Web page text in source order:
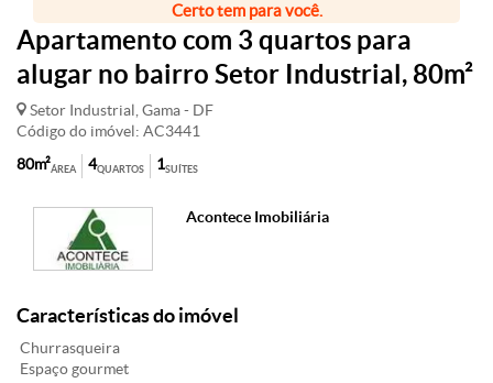
Certo tem para você.
Apartamento com 3 quartos para
alugar no bairro Setor Industrial, 80m²
Setor Industrial, Gama - DF
Código do imóvel: AC3441
ÁREA
80m² QUARTOS
4 SUÍTES
1
Acontece Imobiliária
Características do imóvel
Churrasqueira
Espaço gourmet